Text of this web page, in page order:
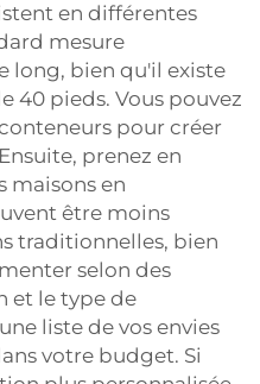
en différentes
mesure
long, bien qu'il existe
40 pieds. Vous pouvez
pour créer
prenez en
maisons en
être moins
traditionnelles, bien
selon des
et le type de
liste de vos envies
votre budget. Si